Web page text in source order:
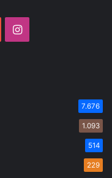
YouTubeInstagram
7.676
1.093
514
229